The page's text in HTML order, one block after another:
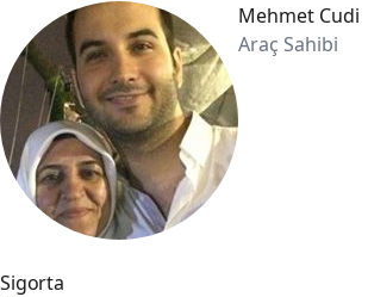
Mehmet Cudi
Araç Sahibi
Sigorta